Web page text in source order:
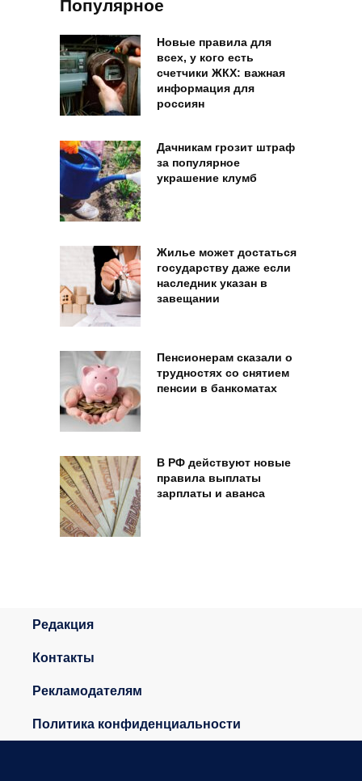
Популярное
Новые правила для
всех, у кого есть
счетчики ЖКХ: важная
информация для
россиян
Дачникам грозит штраф
за популярное
украшение клумб
Жилье может достаться
государству даже если
наследник указан в
завещании
Пенсионерам сказали о
трудностях со снятием
пенсии в банкоматах
В РФ действуют новые
правила выплаты
зарплаты и аванса
Редакция
Контакты
Рекламодателям
Политика конфиденциальности